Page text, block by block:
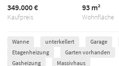
Kaufpreis
349.000 €
Wohnfläche
93 m²
Wanne unterkellert Garage
Etagenheizung
Garten vorhanden
Gasheizung
Massivhaus